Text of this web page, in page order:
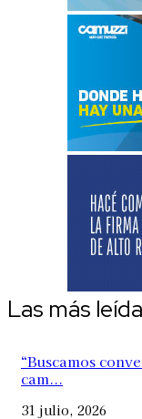
Las más
“Buscamos
cam...
31 julio, 2026